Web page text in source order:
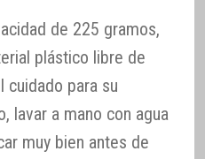
de 225 gramos,
plástico libre de
cuidado para su
lavar a mano con agua
muy bien antes de